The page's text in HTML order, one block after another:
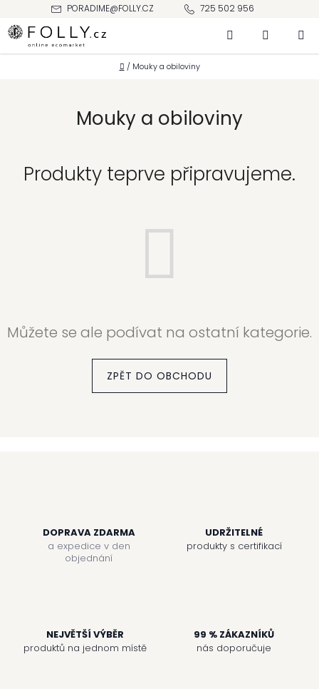
obsah
PORADIME@FOLLY.CZ 725 502 956
Hledat NÁKUPNÍ
KOŠÍK
Domů
/ Mouky a obiloviny
Mouky a obiloviny
Produkty teprve připravujeme.
Můžete se ale podívat na ostatní kategorie.
ZPĚT DO OBCHODU
DOPRAVA ZDARMA
a expedice v den
objednání
UDRŽITELNÉ
produkty s certifikací
NEJVĚTŠÍ VÝBĚR
produktů na jednom místě
99 % ZÁKAZNÍKŮ
nás doporučuje